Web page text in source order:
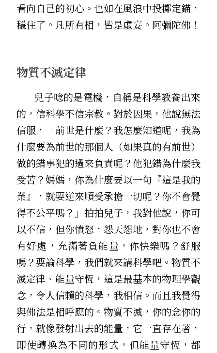
看向自己的初心。也如在風浪中投擲定錨，
穩住了。凡所有相，皆是虛妄。阿彌陀佛！
物質不滅定律
的，信科學不信宗教。對於因果，他說無法
信服，「前世是什麼？我怎麼知道呢，我為
什麼要為前世的那個人（如果真的有前世）
做的錯事犯的過來負責呢？他犯錯為什麼我
受苦？媽媽，你為什麼要以一句『這是我的
業』，就要逆來順受承擔一切呢？你不會覺
得不公平嗎？」拍拍兒子，我對他說，你可
以不信，但你憤怒，怨天怨地，對你也不會
有好處，充滿著負能量，你快樂嗎？舒服
嗎？要論科學，我們就來講科學吧。物質不
滅定律、能量守恆，這是最基本的物理學觀
念，令人信賴的科學，我相信。而且我覺得
與佛法是相呼應的。物質不滅，你的念你的
行，就像發射出去的能量，它一直存在著，
即使轉換為不同的形式，但能量守恆，都